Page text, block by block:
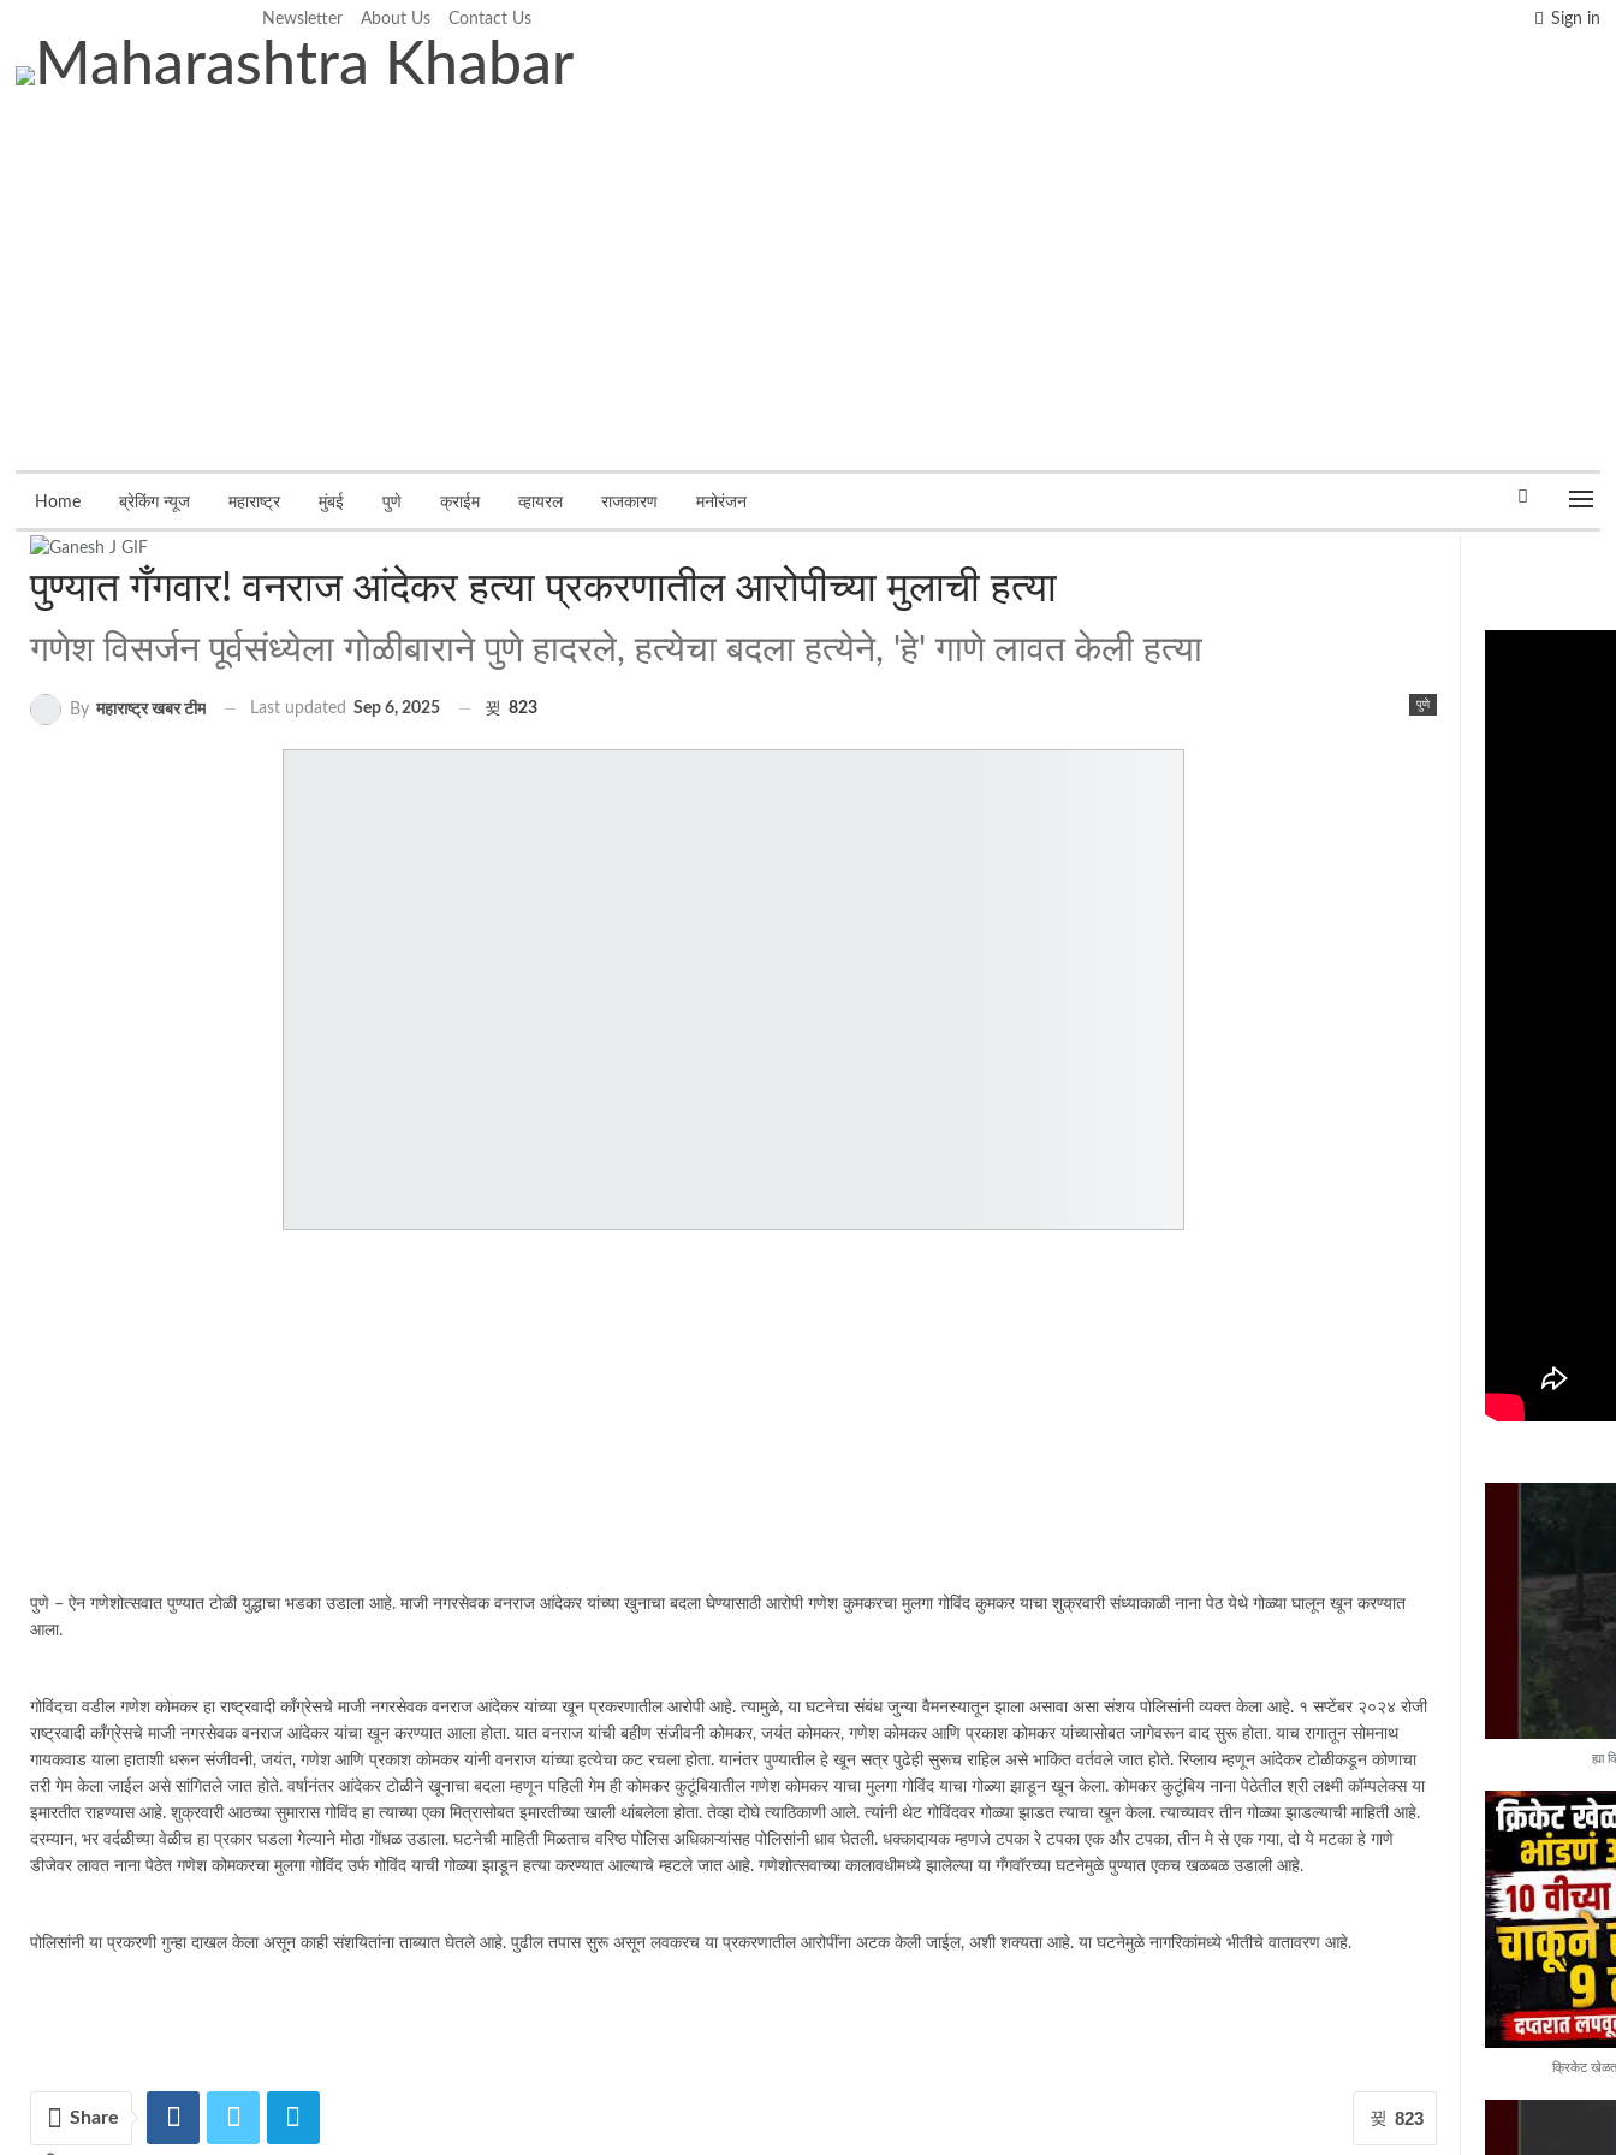
Sign in
Newsletter About Us Contact Us
Home ब्रेकिंग न्यूज महाराष्ट्र मुंबई पुणे क्राईम व्हायरल राजकारण मनोरंजन
पुण्यात गँगवार! वनराज आंदेकर हत्या प्रकरणातील आरोपीच्या मुलाची हत्या
गणेश विसर्जन पूर्वसंध्येला गोळीबाराने पुणे हादरले, हत्येचा बदला हत्येने, 'हे' गाणे लावत केली हत्या
पुणे
By महाराष्ट्र खबर टीम Last updated Sep 6, 2025 823
पुणे – ऐन गणेशोत्सवात पुण्यात टोळी युद्धाचा भडका उडाला आहे. माजी नगरसेवक वनराज आंदेकर यांच्या खुनाचा बदला घेण्यासाठी आरोपी गणेश कुमकरचा मुलगा गोविंद कुमकर याचा शुक्रवारी संध्याकाळी नाना पेठ येथे गोळ्या घालून खून करण्यात
आला.
गोविंदचा वडील गणेश कोमकर हा राष्ट्रवादी काँग्रेसचे माजी नगरसेवक वनराज आंदेकर यांच्या खून प्रकरणातील आरोपी आहे. त्यामुळे, या घटनेचा संबंध जुन्या वैमनस्यातून झाला असावा असा संशय पोलिसांनी व्यक्त केला आहे. १ सप्टेंबर २०२४ रोजी
राष्ट्रवादी काँग्रेसचे माजी नगरसेवक वनराज आंदेकर यांचा खून करण्यात आला होता. यात वनराज यांची बहीण संजीवनी कोमकर, जयंत कोमकर, गणेश कोमकर आणि प्रकाश कोमकर यांच्यासोबत जागेवरून वाद सुरू होता. याच रागातून सोमनाथ
गायकवाड याला हाताशी धरून संजीवनी, जयंत, गणेश आणि प्रकाश कोमकर यांनी वनराज यांच्या हत्येचा कट रचला होता. यानंतर पुण्यातील हे खून सत्र पुढेही सुरूच राहिल असे भाकित वर्तवले जात होते. रिप्लाय म्हणून आंदेकर टोळीकडून कोणाचा
तरी गेम केला जाईल असे सांगितले जात होते. वर्षानंतर आंदेकर टोळीने खूनाचा बदला म्हणून पहिली गेम ही कोमकर कुटूंबियातील गणेश कोमकर याचा मुलगा गोविंद याचा गोळ्या झाडून खून केला. कोमकर कुटूंबिय नाना पेठेतील श्री लक्ष्मी कॉम्पलेक्स या
इमारतीत राहण्यास आहे. शुक्रवारी आठच्या सुमारास गोविंद हा त्याच्या एका मित्रासोबत इमारतीच्या खाली थांबलेला होता. तेव्हा दोघे त्याठिकाणी आले. त्यांनी थेट गोविंदवर गोळ्या झाडत त्याचा खून केला. त्याच्यावर तीन गोळ्या झाडल्याची माहिती आहे.
दरम्यान, भर वर्दळीच्या वेळीच हा प्रकार घडला गेल्याने मोठा गोंधळ उडाला. घटनेची माहिती मिळताच वरिष्ठ पोलिस अधिकाऱ्यांसह पोलिसांनी धाव घेतली. धक्कादायक म्हणजे टपका रे टपका एक और टपका, तीन मे से एक गया, दो ये मटका हे गाणे
डीजेवर लावत नाना पेठेत गणेश कोमकरचा मुलगा गोविंद उर्फ गोविंद याची गोळ्या झाडून हत्या करण्यात आल्याचे म्हटले जात आहे. गणेशोत्सवाच्या कालावधीमध्ये झालेल्या या गँगवॉरच्या घटनेमुळे पुण्यात एकच खळबळ उडाली आहे.
पोलिसांनी या प्रकरणी गुन्हा दाखल केला असून काही संशयितांना ताब्यात घेतले आहे. पुढील तपास सुरू असून लवकरच या प्रकरणातील आरोपींना अटक केली जाईल, अशी शक्यता आहे. या घटनेमुळे नागरिकांमध्ये भीतीचे वातावरण आहे.
823
Share
ह्या
क्रिकेट